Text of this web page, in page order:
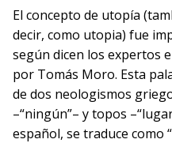
El concepto de utopía
decir, como utopia) fue
según dicen los expertos
por Tomás Moro. Esta
de dos neologismos
–“ningún”– y topos
español, se traduce como